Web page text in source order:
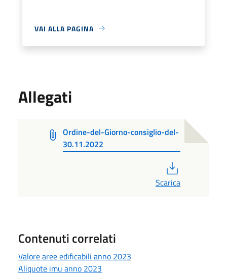
VAI ALLA PAGINA
Allegati
Ordine-del-Giorno-consiglio-del-
30.11.2022
Scarica
Contenuti correlati
Valore aree edificabili anno 2023
Aliquote imu anno 2023